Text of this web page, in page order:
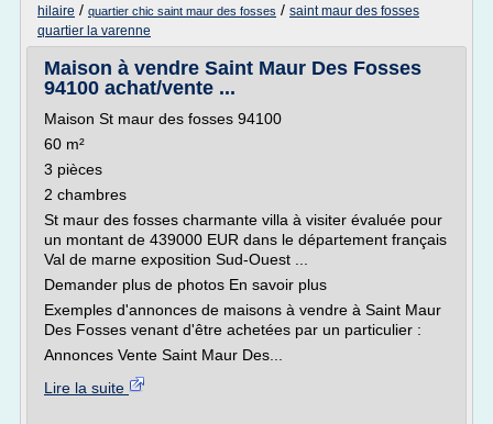
hilaire / quartier chic saint maur des fosses / saint maur des fosses
quartier la varenne
Maison à vendre Saint Maur Des Fosses
94100 achat/vente ...
Maison St maur des fosses 94100
60 m²
3 pièces
2 chambres
St maur des fosses charmante villa à visiter évaluée pour
un montant de 439000 EUR dans le département français
Val de marne exposition Sud-Ouest ...
Demander plus de photos En savoir plus
Exemples d'annonces de maisons à vendre à Saint Maur
Des Fosses venant d'être achetées par un particulier :
Annonces Vente Saint Maur Des...
Lire la suite